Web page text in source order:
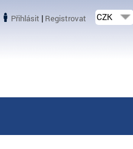
Přihlásit | Registrovat CZK